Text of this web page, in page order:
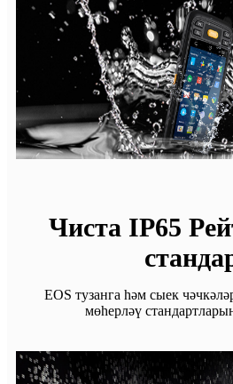
Чиста IP65
EOS тузанга һәм сыек
мөһерләү